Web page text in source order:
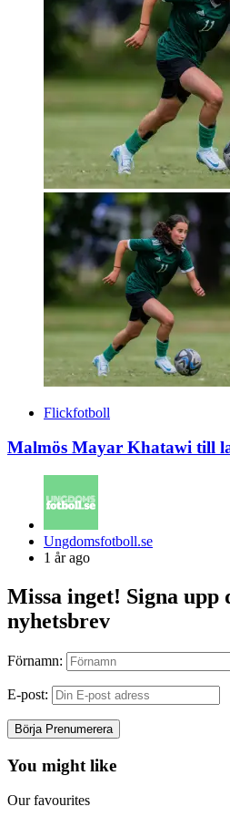
Flickfotboll
Malmös Mayar Khatawi till
Posted
by
Ungdomsfotboll.se
1 år ago
Missa inget! Signa upp
nyhetsbrev
Förnamn:
E-post:
You might like
Our favourites